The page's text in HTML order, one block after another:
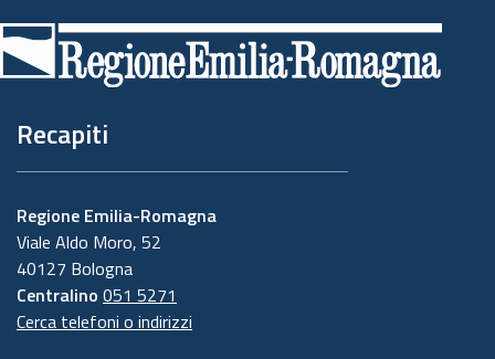
di
pagina
Recapiti
Regione Emilia-Romagna
Viale Aldo Moro, 52
40127 Bologna
Centralino 051 5271
Cerca telefoni o indirizzi